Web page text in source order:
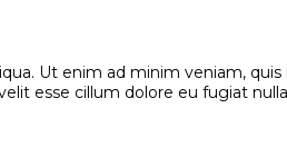
Ut enim ad minim veniam, quis
esse cillum dolore eu fugiat